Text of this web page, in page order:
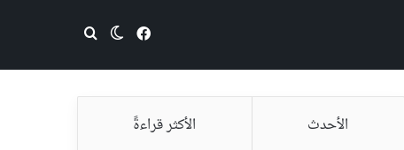
فيسبوكالوضع المظلم
بحث عن
الأحدث الأكثر قراءةً